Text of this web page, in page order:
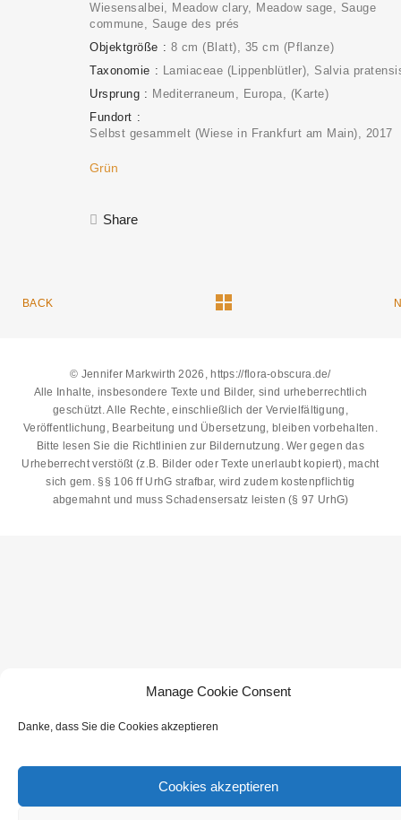
Manage Cookie Consent
Danke, dass Sie die Cookies akzeptieren
Cookies akzeptieren
Wiesensalbei, Meadow clary, Meadow sage, Sauge
commune, Sauge des prés
Objektgröße
8 cm (Blatt), 35 cm (Pflanze)
Taxonomie
Lamiaceae (Lippenblütler)
Salvia
Ursprung
Mediterraneum, Europa
(Karte)
Fundort
Selbst gesammelt (Wiese in Frankfurt am Main)
2017
Grün
Share
BACK
© Jennifer Markwirth 2026, https://flora-obscura.de/
Alle Inhalte, insbesondere Texte und Bilder, sind urheberrechtlich
geschützt. Alle Rechte, einschließlich der Vervielfältigung,
Veröffentlichung, Bearbeitung und Übersetzung, bleiben vorbehalten.
Bitte lesen Sie die Richtlinien zur Bildernutzung . Wer gegen das
Urheberrecht verstößt (z.B. Bilder oder Texte unerlaubt kopiert), macht
sich gem. §§ 106 ff UrhG strafbar, wird zudem kostenpflichtig
abgemahnt und muss Schadensersatz leisten (§ 97 UrhG)